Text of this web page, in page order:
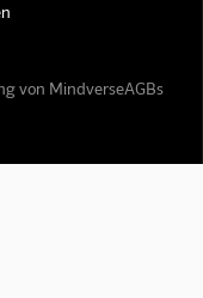
von MindverseAGBs